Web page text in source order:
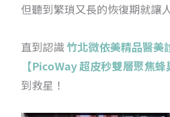
但聽到繁瑣又長的恢復期就讓
直到認識竹北微依美精品醫美
【PicoWay 超皮秒雙層聚焦蜂
到救星！